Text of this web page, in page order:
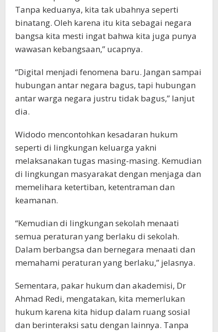
Tanpa keduanya, kita tak ubahnya seperti
binatang. Oleh karena itu kita sebagai negara
bangsa kita mesti ingat bahwa kita juga punya
wawasan kebangsaan,” ucapnya.
“Digital menjadi fenomena baru. Jangan sampai
hubungan antar negara bagus, tapi hubungan
antar warga negara justru tidak bagus,” lanjut
dia.
Widodo mencontohkan kesadaran hukum
seperti di lingkungan keluarga yakni
melaksanakan tugas masing-masing. Kemudian
di lingkungan masyarakat dengan menjaga dan
memelihara ketertiban, ketentraman dan
keamanan.
“Kemudian di lingkungan sekolah menaati
semua peraturan yang berlaku di sekolah.
Dalam berbangsa dan bernegara menaati dan
memahami peraturan yang berlaku,” jelasnya.
Sementara, pakar hukum dan akademisi, Dr
Ahmad Redi, mengatakan, kita memerlukan
hukum karena kita hidup dalam ruang sosial
dan berinteraksi satu dengan lainnya. Tanpa